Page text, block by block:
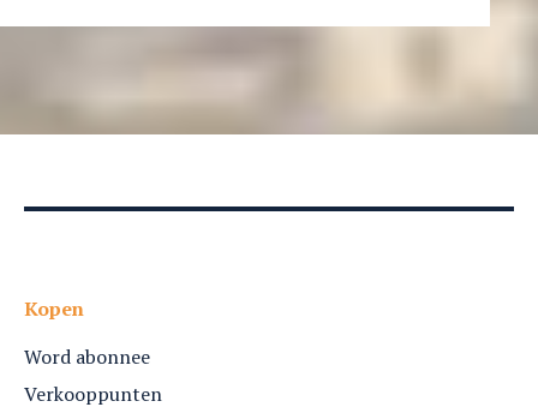
Kopen
Word abonnee
Verkooppunten